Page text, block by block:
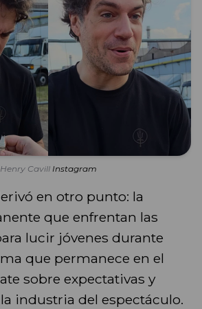
Henry Cavill Instagram
en otro punto: la
que enfrentan las
lucir jóvenes durante
que permanece en el
sobre expectativas y
industria del espectáculo.